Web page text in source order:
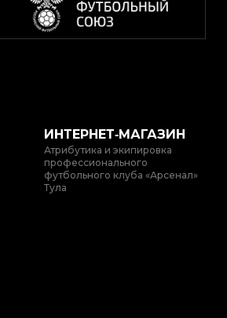
ИНТЕРНЕТ‑МАГАЗИН
Атрибутика и экипировка
профессионального
футбольного клуба «Арсенал»
Тула